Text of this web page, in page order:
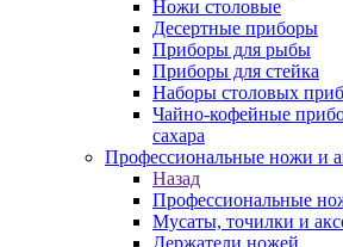
Ножи столовые
Десертные приборы
Приборы для рыбы
Приборы для стейка
Наборы столовых
Чайно-кофейные
сахара
Профессиональные ножи и
Назад
Профессиональные
Мусаты, точилки и
Держатели ножей